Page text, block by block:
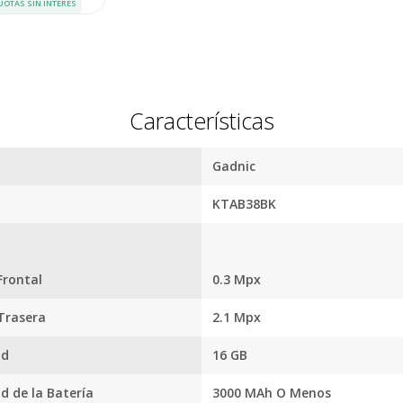
SIN INTERÉS
Características
Gadnic
KTAB38BK
0.3 Mpx
2.1 Mpx
16 GB
de la Batería 3000 MAh O Menos
altos
de
Envío
cuentan con seguro total.